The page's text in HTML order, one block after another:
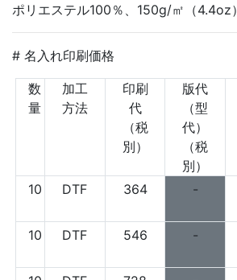
ポリエステル100％、150g/㎡（4.4oz）
# 名入れ印刷価格
数
量
加工
方法
印刷
代
（税
別）
版代
（型
代）
（税
別）
10 DTF 364 -
10
DTF 546 -